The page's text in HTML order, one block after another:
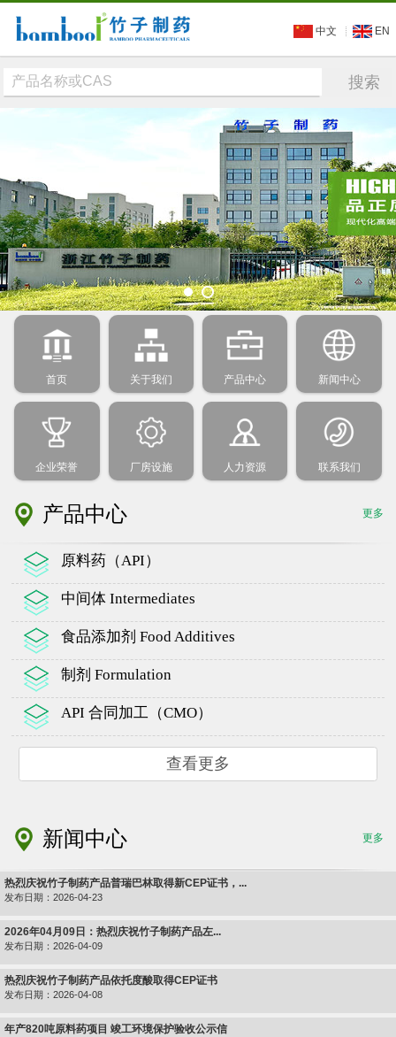
中文 EN
首页 关于我们 产品中心 新闻中心
企业荣誉 厂房设施 人力资源 联系我们
产品中心 更多
原料药（API）
中间体 Intermediates
食品添加剂 Food Additives
制剂 Formulation
API 合同加工（CMO）
查看更多
新闻中心 更多
热烈庆祝竹子制药产品普瑞巴林取得新CEP证书，...
发布日期：2026-04-23
2026年04月09日：热烈庆祝竹子制药产品左...
发布日期：2026-04-09
热烈庆祝竹子制药产品依托度酸取得CEP证书
发布日期：2026-04-08
年产820吨原料药项目 竣工环境保护验收公示信